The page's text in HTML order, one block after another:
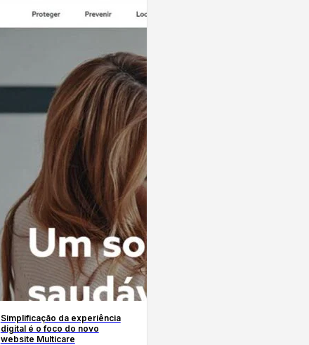
Simplificação da experiência
digital é o foco do novo
website Multicare